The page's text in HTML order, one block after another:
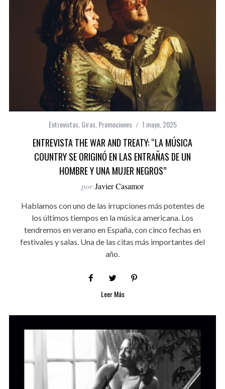
Entrevistas, Giras, Promociones 1 mayo, 2025
ENTREVISTA THE WAR AND TREATY: “LA MÚSICA
COUNTRY SE ORIGINÓ EN LAS ENTRAÑAS DE UN
HOMBRE Y UNA MUJER NEGROS”
por Javier Casamor
Hablamos con uno de las irrupciones más potentes de
los últimos tiempos en la música americana. Los
tendremos en verano en España, con cinco fechas en
festivales y salas. Una de las citas más importantes del
año.
Leer Más